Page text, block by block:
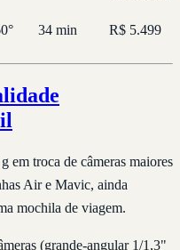
34 min R$ 5.499
em troca de câmeras maiores
Air e Mavic, ainda
mochila de viagem.
(grande-angular 1/1,3"